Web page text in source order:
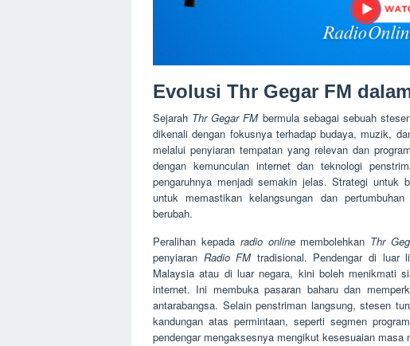
Evolusi Thr Gegar FM
Sejarah Thr Gegar FMbermula sebagai sebuah
dikenali dengan fokusnya terhadap budaya, muzik,
melalui penyiaran tempatan yang relevan dan
dengan kemunculan internet dan teknologi
pengaruhnya menjadi semakin jelas. Strategi untuk
untuk memastikan kelangsungan dan
berubah.
Peralihan kepada radio onlinemembolehkan Thr
penyiaran Radio FMtradisional. Pendengar di luar
Malaysia atau di luar negara, kini boleh menikmati
internet. Ini membuka pasaran baharu dan
antarabangsa. Selain penstriman langsung, stesen
kandungan atas permintaan, seperti segmen
pendengar mengaksesnya mengikut kesesuaian masa